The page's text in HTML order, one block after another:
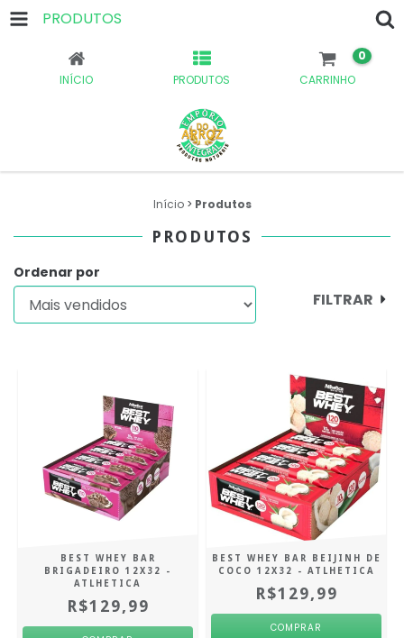
PRODUTOS
INÍCIO PRODUTOS CARRINHO
0
Início > Produtos
PRODUTOS
Ordenar por
FILTRAR
BEST WHEY BAR
BRIGADEIRO 12X32 -
ATLHETICA
R$129,99
BEST WHEY BAR BEIJINH DE
COCO 12X32 - ATLHETICA
R$129,99